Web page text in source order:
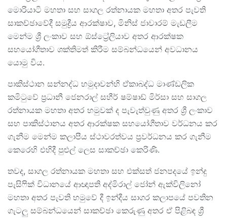
මොරියාටි මහතා සහ සාගල රත්නායක මහතා අතර පැවති
සාකච්ඡාවේදී සමුද්‍රීය ආරක්ෂාව, මිනිස් ජාවාරම් මැඩලීම
මෙන්ම ශ්‍රී ලංකාව සහ ඕස්ට්‍රේලියාව අතර ආරක්ෂක
සහයෝගීතාව ශක්තිමත් කිරීම සම්බන්ධයෙන් අවධානය
යොමු විය.
පාකිස්ථාන සන්නද්ධ හමුදාවන්හි ඒකාබද්ධ මාණ්ඩලික
කමිටුවේ ප්‍රධානී ජෙනරාල් සහීර් ෂම්ෂාඩ් මිර්සා සහ සාගල
රත්නායක මහතා අතර හමුවක් ද පැවැත්වුණු අතර ශ්‍රී ලංකාව
සහ පාකිස්ථානය අතර ආරක්ෂක සහයෝගීතාව වර්ධනය කර
ගැනීම මෙන්ම කලාපීය ස්ථාවරත්වය ප්‍රවර්ධනය කර ගැනීම
කෙරෙහි එහිදී පුළුල් ලෙස සාකච්ඡා කෙරිණි.
තවද, සාගල රත්නායක මහතා සහ එක්සත් ජනපදයේ ඉන්දු
පැසිෆික් විධානයේ ආඥාපති අද්මිරාල් ජෝන් ඇක්විලිනෝ
මහතා අතර පැවති හමුවේ දී ඉන්දීය සාගර කලාපයේ පවතින
ගැටලු සම්බන්ධයෙන් සාකච්ඡා කෙරුණු අතර ඒ පිළිබඳ ශ්‍රී